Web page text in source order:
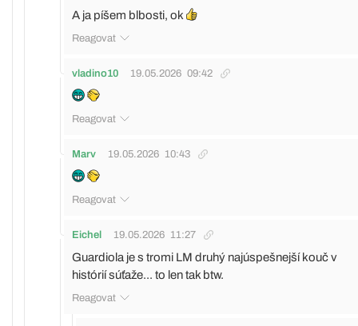
A ja píšem blbosti, ok
Reagovat
vladino10 19.05.2026 09:42
Reagovat
Marv 19.05.2026 10:43
Reagovat
Eichel 19.05.2026 11:27
Guardiola je s tromi LM druhý najúspešnejší kouč v
histórií súťaže... to len tak btw.
Reagovat